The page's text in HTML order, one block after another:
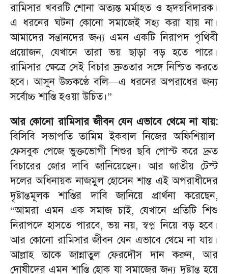
রামিসার খবরটি শোনা অত্যন্ত মর্মাহত ও হৃদয়বিদারক।
এ ধরনের ঘটনা কোনো সমাজেই সহ্য করা যায় না।
আমাদের সন্তানদের জন্য এমন একটি নিরাপদ পৃথিবী
প্রয়োজন, যেখানে তারা ভয় ছাড়া বড় হতে পারে।
রামিসার ক্ষেত্রে সেই বিচার দ্রুততার সঙ্গে নিশ্চিত করতে
হবে। আসুন উচ্চকণ্ঠে বলি—এ ধরনের অপরাধের জন্য
সর্বোচ্চ শাস্তি হওয়া উচিত।”
আর কোনো রামিসার জীবন যেন এভাবে থেমে না যায়:
বিসিবি সভাপতি তামিম ইকবাল নিজের অফিশিয়াল
ফেসবুক পেজে ভুক্তভোগী শিশুর ছবি পোস্ট করে দ্রুত
বিচারের জোর দাবি জানিয়েছেন। আর জাতীয় টেস্ট
দলের অধিনায়ক নাজমুল হোসেন শান্ত এই অপরাধীদের
দৃষ্টান্তমূলক শাস্তির দাবি জানিয়ে প্রার্থনা করেছেন,
“আমরা এমন এক সমাজ চাই, যেখানে প্রতিটি শিশু
নিরাপদে হাসতে পারবে, ভয় নয়, স্বপ্ন নিয়ে বড় হবে।
আর কোনো রামিসার জীবন যেন এভাবে থেমে না যায়।
আল্লাহ তাকে জান্নাতুল ফেরদৌস দান করুন, আর
দোষীদের এমন শাস্তি হোক যা সমাজের জন্য দৃষ্টান্ত হয়ে